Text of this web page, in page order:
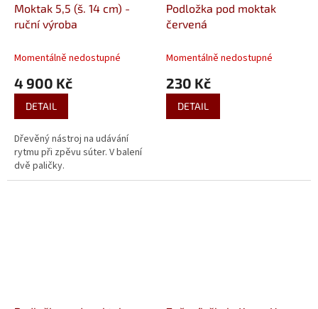
Moktak 5,5 (š. 14 cm) -
ruční výroba
Momentálně nedostupné
4 900 Kč
DETAIL
Dřevěný nástroj na udávání
rytmu při zpěvu súter. V balení
dvě paličky.
Podložka pod moktak
červená
Momentálně nedostupné
230 Kč
DETAIL